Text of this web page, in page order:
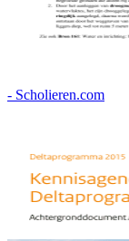
- Scholieren.com